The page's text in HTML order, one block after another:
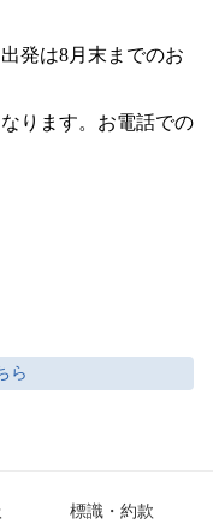
発は8月末までのお
ります。お電話での
ら
標識・約款